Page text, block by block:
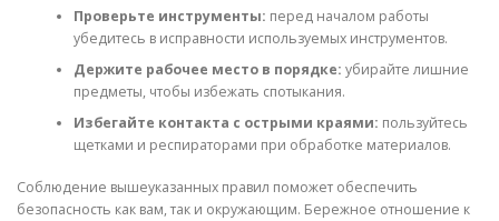
Проверьте инструменты: перед началом работы
убедитесь в исправности используемых инструментов.
Держите рабочее место в порядке: убирайте лишние
предметы, чтобы избежать спотыкания.
Избегайте контакта с острыми краями: пользуйтесь
щетками и респираторами при обработке материалов.
Соблюдение вышеуказанных правил поможет обеспечить
безопасность как вам, так и окружающим. Бережное отношение к